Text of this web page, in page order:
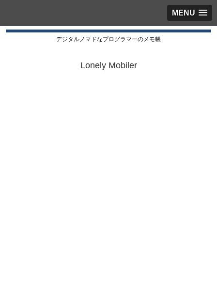
MENU
デジタルノマドなプログラマーのメモ帳
Lonely Mobiler